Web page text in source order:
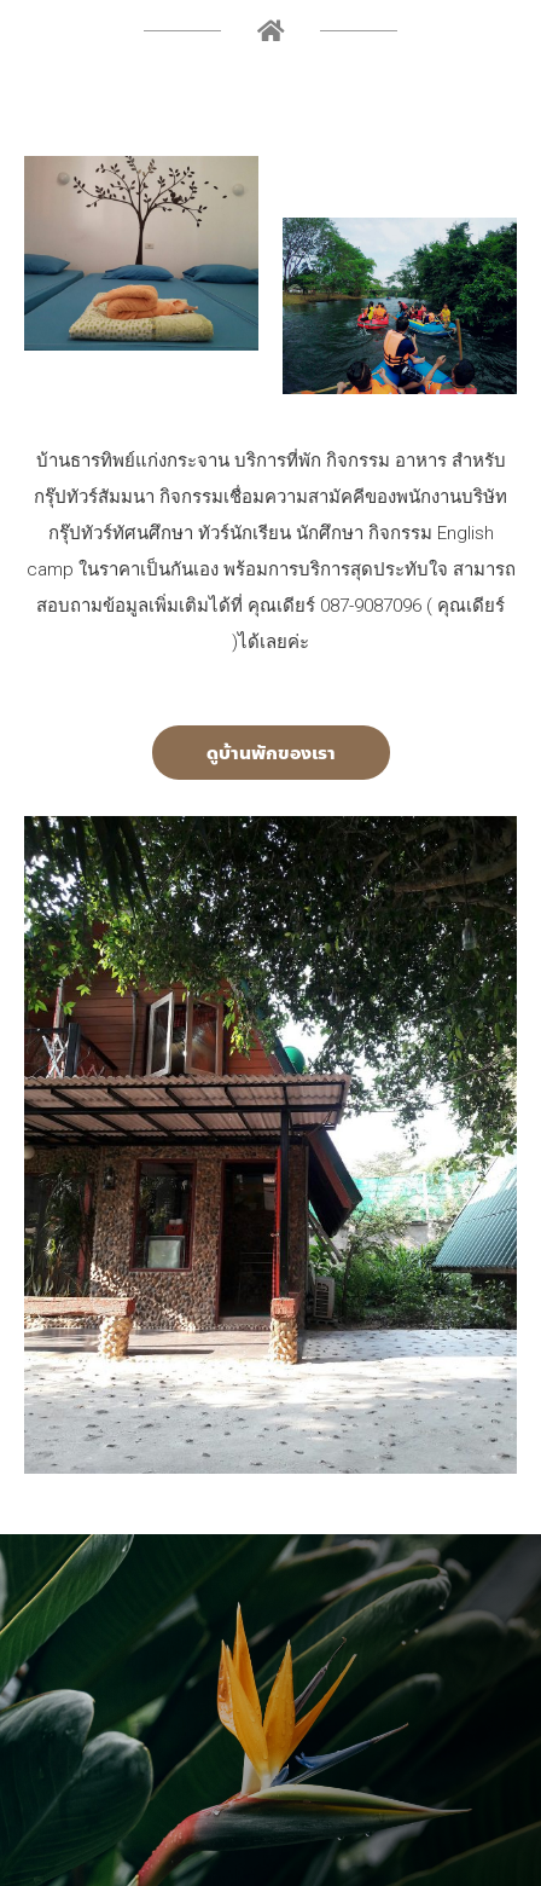
บ้านธารทิพย์แก่งกระจาน บริการที่พัก กิจกรรม อาหาร สำหรับ
กรุ๊ปทัวร์สัมมนา กิจกรรมเชื่อมความสามัคคีของพนักงานบริษัท
กรุ๊ปทัวร์ทัศนศึกษา ทัวร์นักเรียน นักศึกษา กิจกรรม English
camp ในราคาเป็นกันเอง พร้อมการบริการสุดประทับใจ สามารถ
สอบถามข้อมูลเพิ่มเติมได้ที่ คุณเดียร์ 087-9087096 ( คุณเดียร์
)ได้เลยค่ะ
ดูบ้านพักของเรา